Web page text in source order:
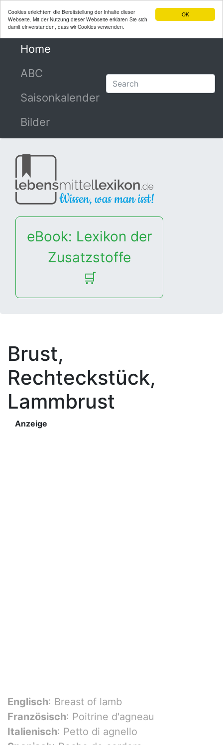
OK
Cookies erleichtern die Bereitstellung der Inhalte dieser
Webseite. Mit der Nutzung dieser Webseite erklären Sie sich
damit einverstanden, dass wir Cookies verwenden.
Home
ABC
Saisonkalender
Bilder
eBook: Lexikon der
Zusatzstoffe
🛒
Brust,
Rechteckstück,
Lammbrust
Anzeige
Englisch: Breast of lamb
Französisch: Poitrine d'agneau
Italienisch: Petto di agnello